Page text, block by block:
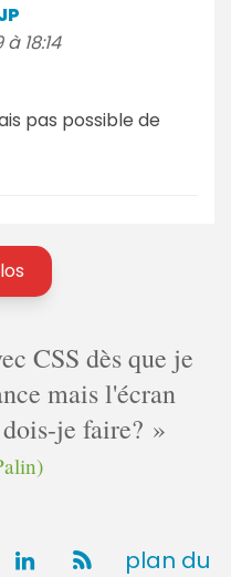
à 18:14
pas possible de
CSS dès que je
mais l'écran
je faire?
plan du